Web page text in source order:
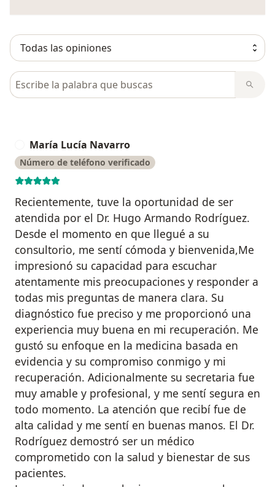
Busca en opiniones
María Lucía Navarro
Número de teléfono verificado
Recientemente, tuve la oportunidad de ser
atendida por el Dr. Hugo Armando Rodríguez.
Desde el momento en que llegué a su
consultorio, me sentí cómoda y bienvenida,Me
impresionó su capacidad para escuchar
atentamente mis preocupaciones y responder a
todas mis preguntas de manera clara. Su
diagnóstico fue preciso y me proporcionó una
experiencia muy buena en mi recuperación. Me
gustó su enfoque en la medicina basada en
evidencia y su compromiso conmigo y mi
recuperación. Adicionalmente su secretaria fue
muy amable y profesional, y me sentí segura en
todo momento. La atención que recibí fue de
alta calidad y me sentí en buenas manos. El Dr.
Rodríguez demostró ser un médico
comprometido con la salud y bienestar de sus
pacientes.